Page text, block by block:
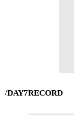
/DAY7RECORD